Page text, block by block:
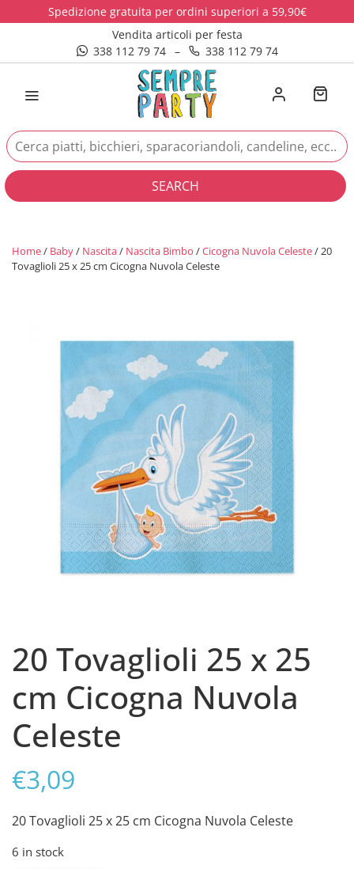
Spedizione gratuita per ordini superiori a 59,90€
Vendita articoli per festa
338 112 79 74
– 338 112 79 74
SEARCH
Home/ Baby/ Nascita/ Nascita Bimbo /Cicogna Nuvola Celeste/ 20
Tovaglioli 25 x 25 cm Cicogna Nuvola Celeste
20 Tovaglioli 25 x 25
cm Cicogna Nuvola
Celeste
€3,09
20 Tovaglioli 25 x 25 cm Cicogna Nuvola Celeste
6 in stock